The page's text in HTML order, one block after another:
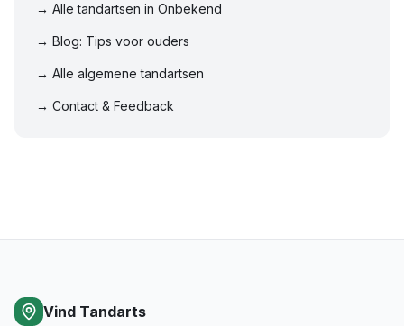
→ Alle tandartsen in Onbekend
→ Blog: Tips voor ouders
→ Alle algemene tandartsen
→ Contact & Feedback
Vind Tandarts